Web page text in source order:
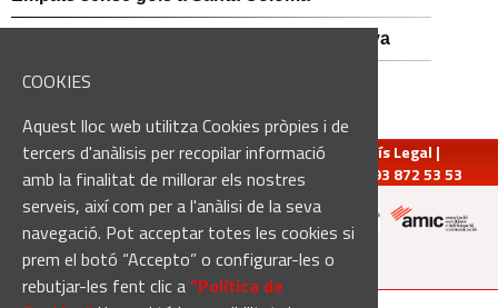
COOKIES
Aquest lloc web utilitza Cookies pròpies i de
tercers d'anàlisis per recopilar informació
amb la finalitat de millorar els nostres
serveis, així com per a l'anàlisi de la seva
navegació. Pot acceptar totes les cookies si
prem el botó “Accepto” o configurar-les o
rebutjar-les fent clic a“Política de
Nou Atles de Varietats de Vinya de Catalunya
redaccio@manresadiari.cat|Qui som Avís Legal |
Pompeu Fabra, 7-13, 08240-Manresa | Tel.: 93 872 53 53
Altres mitjans del grup: